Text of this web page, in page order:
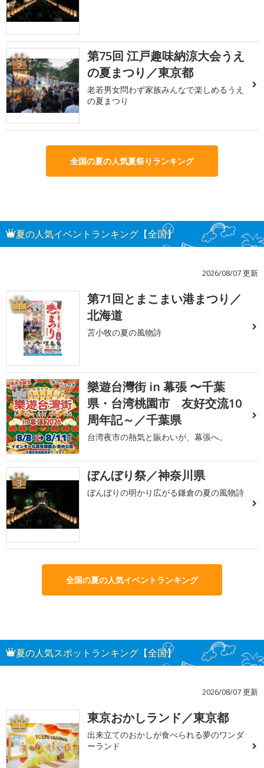
3
第75回 江戸趣味納涼大会うえ
の夏まつり／東京都
老若男女問わず家族みんなで楽しめるうえ
の夏まつり
全国の夏の人気夏祭りランキング
夏の人気イベントランキング【全国】
2026/08/07 更新
1
第71回とまこまい港まつり／
北海道
苫小牧の夏の風物詩
2
樂遊台灣街 in 幕張 〜千葉
県・台湾桃園市 友好交流10
周年記～／千葉県
台湾夜市の熱気と賑わいが、幕張へ。
3 ぼんぼり祭／神奈川県
ぼんぼりの明かり広がる鎌倉の夏の風物詩
全国の夏の人気イベントランキング
夏の人気スポットランキング【全国】
2026/08/07 更新
1 東京おかしランド／東京都
出来立てのおかしが食べられる夢のワンダ
ーランド